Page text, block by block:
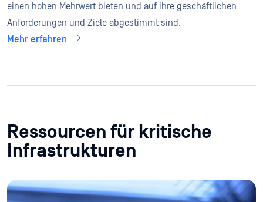
einen hohen Mehrwert bieten und auf ihre geschäftlichen
Anforderungen und Ziele abgestimmt sind.
Mehr erfahren
Ressourcen für kritische
Infrastrukturen